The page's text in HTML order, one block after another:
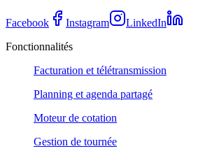
Facebook Instagram
LinkedIn
Fonctionnalités
Facturation et télétransmission
Planning et agenda partagé
Moteur de cotation
Gestion de tournée